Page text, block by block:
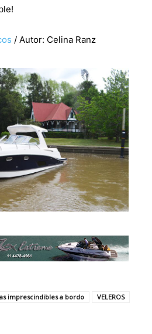
/ Autor: Celina Ranz
imprescindibles a bordo
VELEROS